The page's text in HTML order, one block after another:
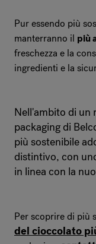
Pur essendo più
manterranno il più
freschezza e la
ingredienti e la
Nell'ambito di un
packaging di
più sostenibile
distintivo, con
in linea con la
Per scoprire di più
del cioccolato